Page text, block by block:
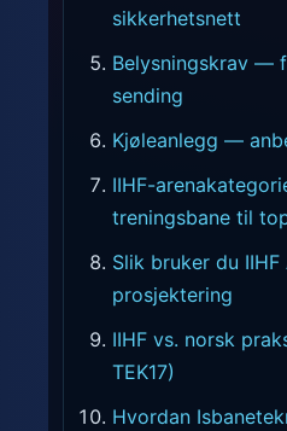
sikkerhetsnett
Belysningskrav —
sending
Kjøleanlegg —
IIHF-
treningsbane til
Slik bruker du IIHF
prosjektering
IIHF vs. norsk
TEK17)
Hvordan